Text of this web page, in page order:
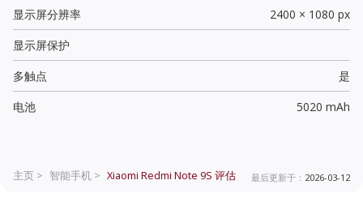
显示屏分辨率
2400 × 1080 px
显示屏保护
多触点
是
电池
5020 mAh
主页 > 智能手机 > Xiaomi Redmi Note 9S 评估 最后更新于： 2026-03-12